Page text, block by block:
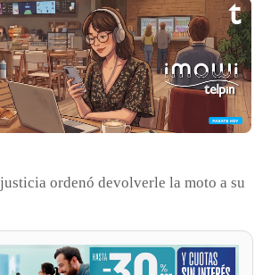
ordenó devolverle la moto a su